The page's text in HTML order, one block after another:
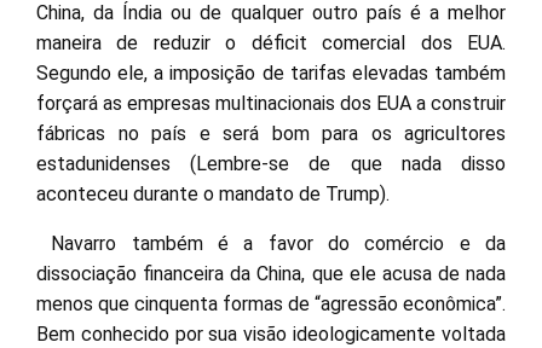
China, da Índia ou de qualquer outro país é a melhor
maneira de reduzir o déficit comercial dos EUA.
Segundo ele, a imposição de tarifas elevadas também
forçará as empresas multinacionais dos EUA a construir
fábricas no país e será bom para os agricultores
estadunidenses (Lembre-se de que nada disso
aconteceu durante o mandato de Trump).
Navarro também é a favor do comércio e da
dissociação financeira da China, que ele acusa de nada
menos que cinquenta formas de “agressão econômica”.
Bem conhecido por sua visão ideologicamente voltada